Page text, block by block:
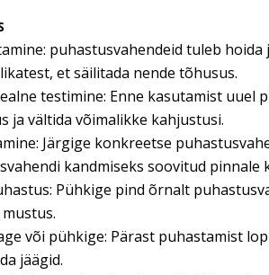
puhastusvahendeid tuleb
et säilitada nende tõhusus.
testimine: Enne kasutamist uuel
ja vältida võimalikke kahjustusi.
Järgige konkreetse
kandmiseks soovitud
Pühkige pind õrnalt
või pühkige: Pärast puhastamist
jäägid.